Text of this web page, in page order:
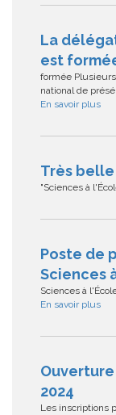
La
est
formée
national de
En savoir plus
Très belle
"Sciences à
Poste de
Sciences
Sciences à
En savoir plus
Ouverture
2024
Les inscriptions